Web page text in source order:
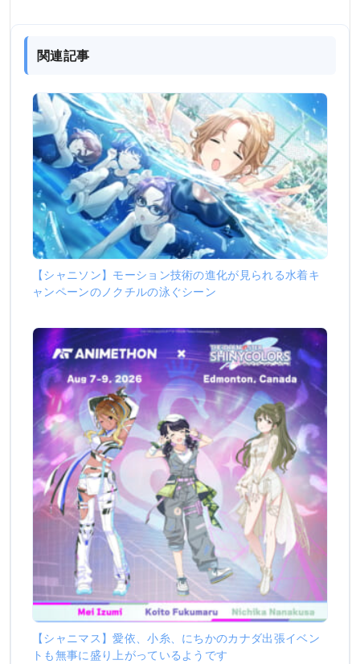
関連記事
【シャニソン】モーション技術の進化が見られる水着キ
ャンペーンのノクチルの泳ぐシーン
【シャニマス】愛依、小糸、にちかのカナダ出張イベン
トも無事に盛り上がっているようです